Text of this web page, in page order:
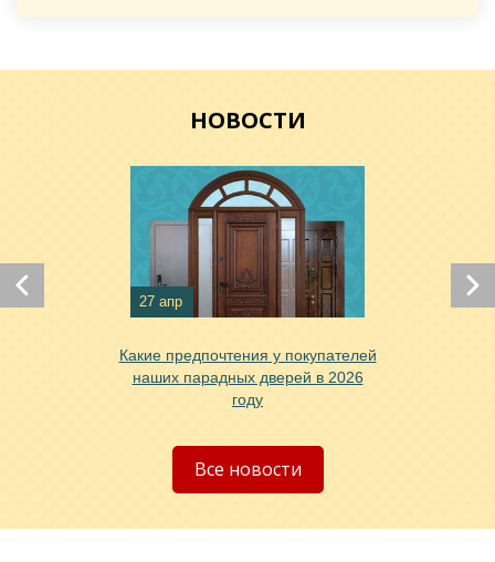
Хочу такую
НОВОСТИ
27 апр
Какие предпочтения у покупателей
наших парадных дверей в 2026
году
Все новости